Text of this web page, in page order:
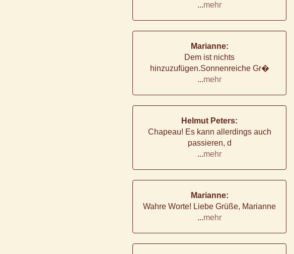
...mehr
Marianne:
Dem ist nichts
hinzuzufügen.Sonnenreiche Gr�
...mehr
Helmut Peters:
Chapeau! Es kann allerdings auch
passieren, d
...mehr
Marianne:
Wahre Worte! Liebe Grüße, Marianne
...mehr